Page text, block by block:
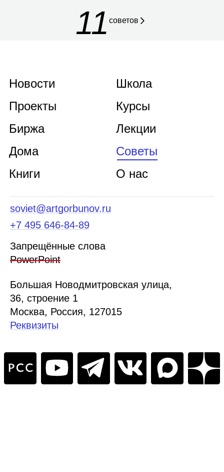
11советов
Новости
Проекты
Биржа
Дома
Книги
Школа
Курсы
Лекции
Советы
О нас
soviet@artgorbunov.ru
+7 495 646‑84‑89
Запрещённые слова
PowerPoint
Большая Новодмитровская улица,
36, строение 1
Москва, Россия, 127015
Реквизиты